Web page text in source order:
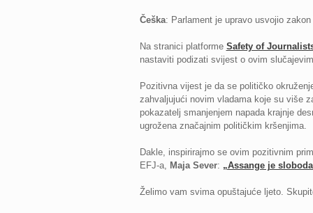
Češka: Parlament je upravo usvojio
Na stranici platforme Safety of
nastaviti podizati svijest o ovim
Pozitivna vijest je da se političko
zahvaljujući novim vladama koje su više
pokazatelj smanjenjem napada krajnje
ugrožena značajnim političkim kršenjima.
Dakle, inspirirajmo se ovim pozitivnim
EFJ-a, Maja Sever: „Assange je
Želimo vam svima opuštajuće ljeto.